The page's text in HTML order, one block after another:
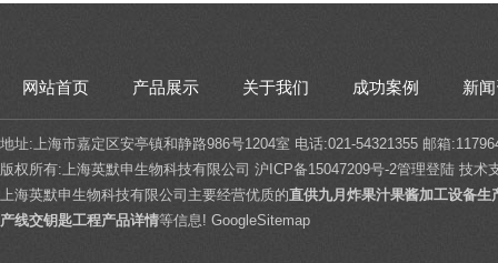
网站首页 产品展示 关于我们 成功案例 新
地址:上海市嘉定区安亭镇和静路986号1204室 电话:021-54321355 邮箱
版权所有:上海英默申生物科技有限公司 沪ICP备15047209号-2管理登陆 技术
上海英默申生物科技有限公司主要经营优质的直供九月炸果汁果酱加工设备生
产线交钥匙工程产品详情等信息! GoogleSitemap